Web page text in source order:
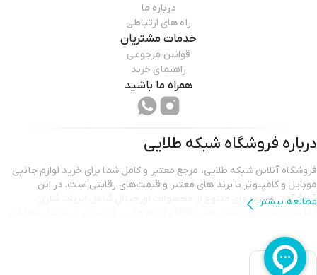
درباره ما
راه های ارتباطی
خدمات مشتریان
قوانین مرجوعی
راهنمای خرید
همراه ما باشید
درباره فروشگاه شبکه طلایی
فروشگاه آنلاین شبکه طلایی، مرجع معتبر و کامل شما برای خرید لوازم جانبی
موبایل و کامپیوتر با برند هاي معتبر و قیمت‌های رقابتی است. در این
فروشگاه، مجموعه‌ای متنوع از محصولات اورجینال شامل ايرپاد، شارژر،
تضمین اصالت کالا و خدمات پشتیبانی حرفه‌ای، همراه همیشگی نیازهای
دیجیتال شما است.
مطالعه بیشتر